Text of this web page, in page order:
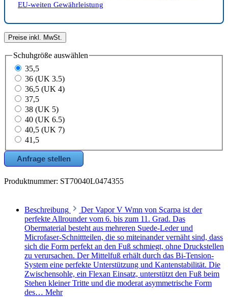
EU-weiten Gewährleistung
Preise inkl. MwSt.
Schuhgröße auswählen
35,5
36 (UK 3.5)
36,5 (UK 4)
37,5
38 (UK 5)
40 (UK 6.5)
40,5 (UK 7)
41,5
Anfrage stellen
Produktnummer: ST70040L0474355
Beschreibung
Der Vapor V Wmn von Scarpa ist der
perfekte Allrounder vom 6. bis zum 11. Grad. Das
Obermaterial besteht aus mehreren Suede-Leder und
Microfaser-Schnittteilen, die so miteinander vernäht sind, dass
sich die Form perfekt an den Fuß schmiegt, ohne Druckstellen
zu verursachen. Der Mittelfuß erhält durch das Bi-Tension-
System eine perfekte Unterstützung und Kantenstabilität. Die
Zwischensohle, ein Flexan Einsatz, unterstützt den Fuß beim
Stehen kleiner Tritte und die moderat asymmetrische Form
des… Mehr